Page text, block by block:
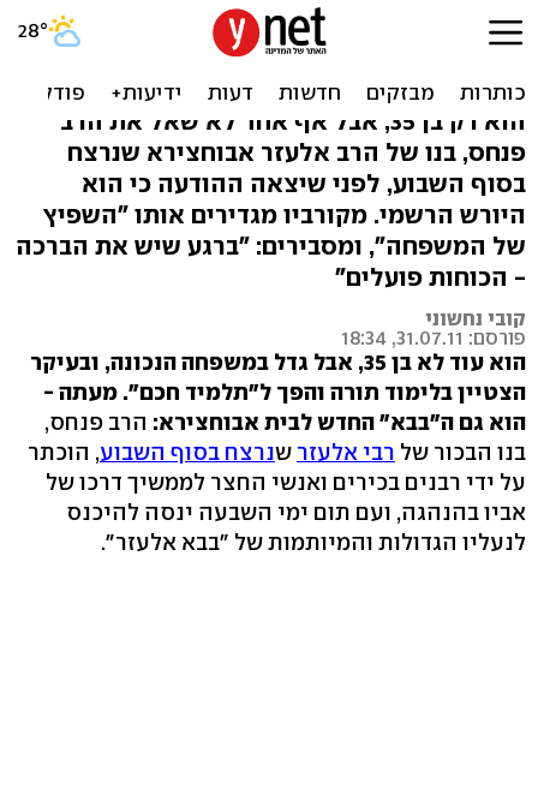
היורש לבית אבוחצירא: בנו
של "באבא אלעזר"
הוא רק בן 35, אבל אף אחד לא שאל את הרב
פנחס, בנו של הרב אלעזר אבוחצירא שנרצח
בסוף השבוע, לפני שיצאה ההודעה כי הוא
היורש הרשמי. מקורביו מגדירים אותו "השפיץ
של המשפחה", ומסבירים: "ברגע שיש את הברכה
- הכוחות פועלים"
קובי נחשוני
פורסם: 31.07.11, 18:34
הוא עוד לא בן 35, אבל גדל במשפחה הנכונה, ובעיקר
הצטיין בלימוד תורה והפך ל"תלמיד חכם". מעתה -
הוא גם ה"בבא" החדש לבית אבוחצירא: הרב פנחס,
בנו הבכור של רבי אלעזר שנרצח בסוף השבוע, הוכתר
על ידי רבנים בכירים ואנשי החצר לממשיך דרכו של
אביו בהנהגה, ועם תום ימי השבעה ינסה להיכנס
לנעליו הגדולות והמיותמות של "בבא אלעזר".